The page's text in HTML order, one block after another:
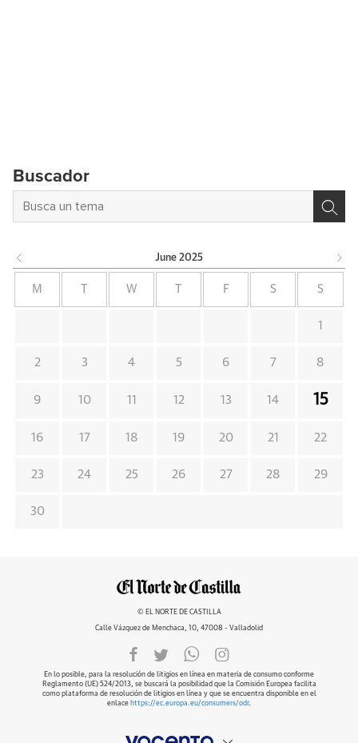
Buscador
June 2025
M W F S S
1
2 3 4 5 6 7 8
9 10 11 12 13 14 15
16 17 18 19 20 21 22
23 24 25 26 27 28 29
30
© EL NORTE DE CASTILLA
Calle Vázquez de Menchaca, 10, 47008 - Valladolid
En lo posible, para la resolución de litigios en línea en materia de consumo conforme
Reglamento (UE) 524/2013, se buscará la posibilidad que la Comisión Europea facilita
como plataforma de resolución de litigios en línea y que se encuentra disponible en el
enlace https://ec.europa.eu/consumers/odr.